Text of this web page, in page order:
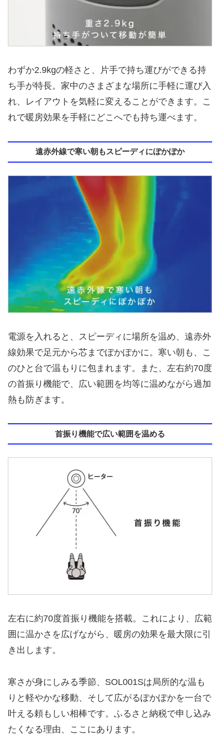
わずか2.9kgの軽さと、片手で持ち運びができる持
ち手が特長。家中のさまざまな場所に手軽に運び入
れ、レイアウトを気軽に変えることができます。こ
れで暖房効果を手軽にどこへでも持ち運べます。
遠赤外線で寒い朝もスピーディにぽかぽか
電源を入れると、スピーディに場所を温め、遠赤外
線効果で足元から芯までぽかぽかに。寒い朝も、こ
のひと台で温もりに包まれます。また、左右約70度
の首振り機能で、広い範囲を均等に温めながら過加
熱も防ぎます。
首振り機能で広い範囲を温める
左右に約70度首振り機能を搭載。これにより、広範
囲に温かさを広げながら、暖房の効果を最大限に引
き出します。
寒さが身にしみる季節、SOL001Sは局所的な温も
りと軽やかな移動、そして広がるぽかぽかを一台で
叶える頼もしい相棒です。ふるさと納税で申し込み
たくなる理由、ここにあります。